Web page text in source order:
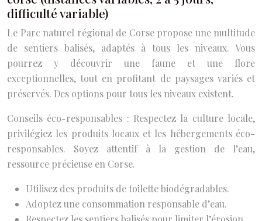
difficulté variable)
Le Parc naturel régional de Corse propose une multitude
de sentiers balisés, adaptés à tous les niveaux. Vous
pourrez y découvrir une faune et une flore
exceptionnelles, tout en profitant de paysages variés et
préservés. Des options pour tous les niveaux existent.
Conseils éco-responsables : Respectez la culture locale,
privilégiez les produits locaux et les hébergements éco-
responsables. Soyez attentif à la gestion de l’eau,
ressource précieuse en Corse.
Utilisez des produits de toilette biodégradables.
Adoptez une consommation responsable d’eau.